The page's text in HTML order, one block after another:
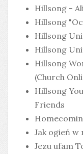
Hillsong -
Hillsong
Hillsong
Hillsong
Hillsong
(Church
Hillsong
Friends
Jak ogień w
Jezu ufam